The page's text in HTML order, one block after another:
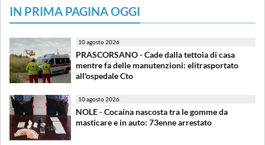
IN PRIMA PAGINA OGGI
10 agosto 2026
PRASCORSANO - Cade dalla tettoia di casa
mentre fa delle manutenzioni: elitrasportato
all'ospedale Cto
10 agosto 2026
NOLE - Cocaina nascosta tra le gomme da
masticare e in auto: 73enne arrestato